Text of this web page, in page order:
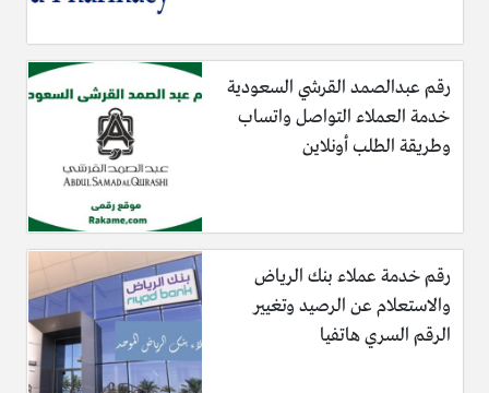
رقم عبدالصمد القرشي السعودية
خدمة العملاء التواصل واتساب
وطريقة الطلب أونلاين
رقم خدمة عملاء بنك الرياض
والاستعلام عن الرصيد وتغيير
الرقم السري هاتفيا